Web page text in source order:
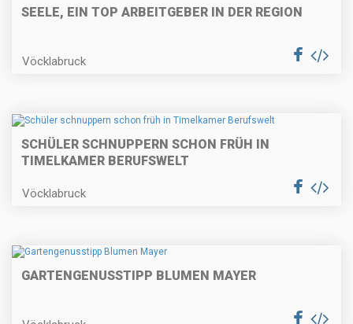
SEELE, EIN TOP ARBEITGEBER IN DER REGION
Vöcklabruck
SCHÜLER SCHNUPPERN SCHON FRÜH IN
TIMELKAMER BERUFSWELT
Vöcklabruck
GARTENGENUSSTIPP BLUMEN MAYER